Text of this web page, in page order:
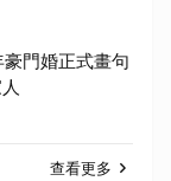
門婚正式畫句
查看更多